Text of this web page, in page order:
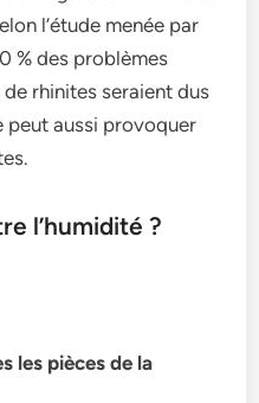
l’étude menée par
% des problèmes
rhinites seraient dus
peut aussi provoquer
l’humidité ?
les pièces de la